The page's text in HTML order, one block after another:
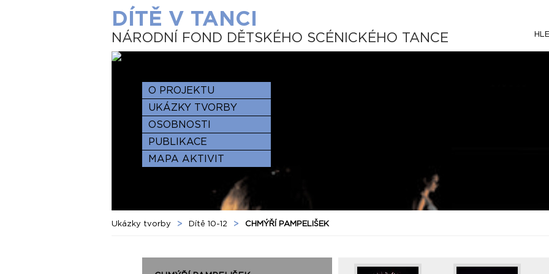
DÍTĚ V TANCI
NÁRODNÍ FOND DĚTSKÉHO SCÉNICKÉHO TANCE
O PROJEKTU
UKÁZKY TVORBY
OSOBNOSTI
PUBLIKACE
MAPA AKTIVIT
Ukázky tvorby > Dítě 10-12 > CHMÝŘÍ PAMPELIŠEK